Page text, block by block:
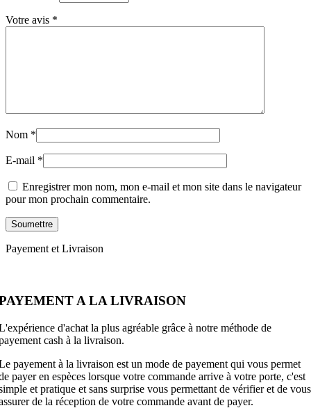
Votre avis *
Nom *
E-mail *
Enregistrer mon nom, mon e-mail et mon site dans le navigateur
pour mon prochain commentaire.
Payement et Livraison
A LA LIVRAISON
d'achat la plus agréable grâce à notre méthode de
cash à la livraison.
payement à la livraison est un mode de payement qui vous permet
payer en espèces lorsque votre commande arrive à votre porte, c'est
et pratique et sans surprise vous permettant de vérifier et de vous
de la réception de votre commande avant de payer.